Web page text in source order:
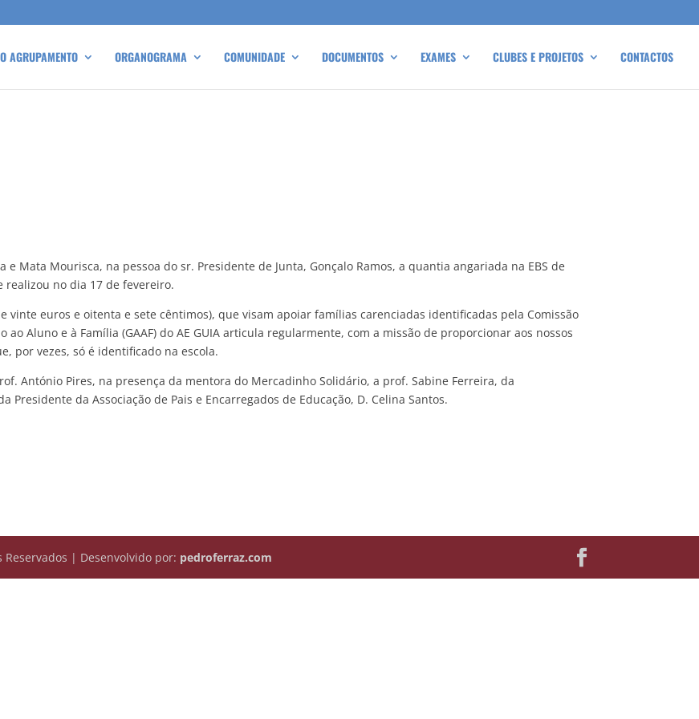
O AGRUPAMENTO ORGANOGRAMA COMUNIDADE DOCUMENTOS EXAMES CLUBES E PROJETOS CONTACTOS
e Mata Mourisca, na pessoa do sr. Presidente de Junta, Gonçalo Ramos, a quantia angariada na EBS de
realizou no dia 17 de fevereiro.
vinte euros e oitenta e sete cêntimos), que visam apoiar famílias carenciadas identificadas pela Comissão
ao Aluno e à Família (GAAF) do AE GUIA articula regularmente, com a missão de proporcionar aos nossos
por vezes, só é identificado na escola.
António Pires, na presença da mentora do Mercadinho Solidário, a prof. Sabine Ferreira, da
Presidente da Associação de Pais e Encarregados de Educação, D. Celina Santos.
| Desenvolvido por: pedroferraz.com